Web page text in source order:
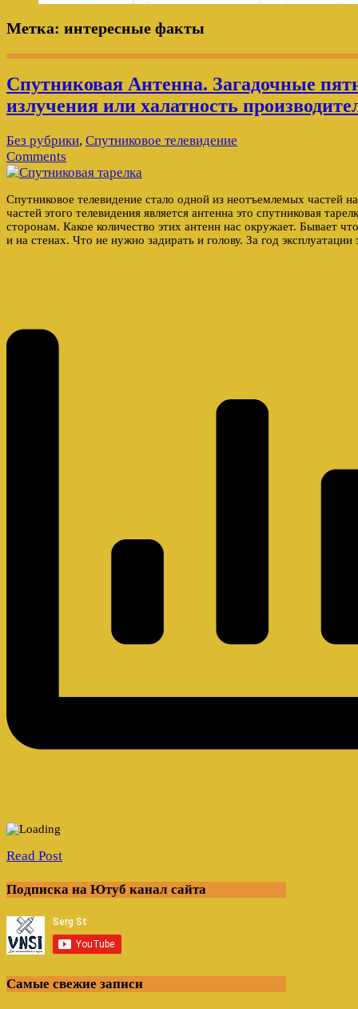
Метка: интересные факты
Спутниковая Антенна. Загадочные
излучения или халатность
Без рубрики, Спутниковое телевидение
Comments
Спутниковое телевидение стало одной из неотъемлемых частей
частей этого телевидения является антенна это спутниковая
сторонам. Какое количество этих антенн нас окружает. Бывает
и на стенах. Что не нужно задирать и голову. За год
Read Post
Подписка на Ютуб канал сайта
Самые свежие записи